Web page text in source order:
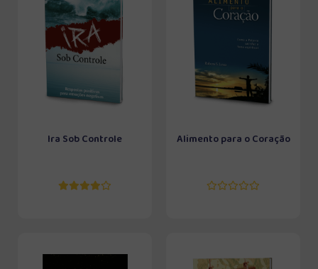
Ira Sob Controle Alimento para o Coração